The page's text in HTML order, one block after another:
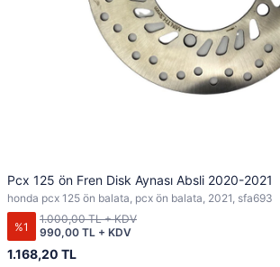
Pcx 125 ön Fren Disk Aynası Absli 2020-2021
honda pcx 125 ön balata, pcx ön balata, 2021, sfa693
%1
1.168,20 TL
990,00 TL + KDV
1.000,00 TL + KDV